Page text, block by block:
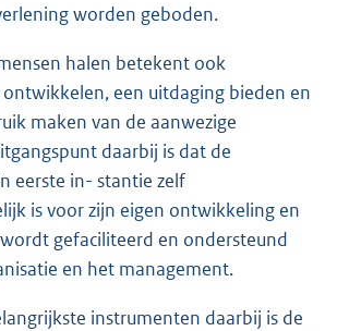
worden geboden.
halen betekent ook
een uitdaging bieden en
maken van de aanwezige
daarbij is dat de
eerste in- stantie zelf
is voor zijn eigen ontwikkeling en
gefaciliteerd en ondersteund
en het management.
instrumenten daarbij is de